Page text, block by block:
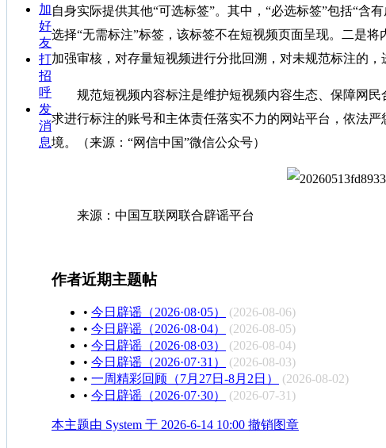
加
好
友
打
招
呼
发
消
息
自身实际提供其他“可选标签”。其中，“必选标签”包括“含
选择“无需标注”标签，该标签不在短视频页面呈现。二是
加强审核，对存量短视频进行分批回溯，对未规范标注的
规范短视频内容标注是维护短视频内容生态、保障网民
求进行标注的账号和主体责任落实不力的网站平台，依法
境。（来源：“网信中国”微信公众号）
来源：中国互联网联合辟谣平台
作者近期主题帖
• 今日辟谣（2026·08·05）
(2026-08-06)
• 今日辟谣（2026·08·04）
(2026-08-05)
• 今日辟谣（2026·08·03）
(2026-08-04)
• 今日辟谣（2026·07·31）
(2026-08-03)
• 一周精彩回顾（7月27日-8月2日）
(2026-08-02)
• 今日辟谣（2026·07·30） (2026-07-31)
本主题由 System 于 2026-6-14 10:00 撤销图章